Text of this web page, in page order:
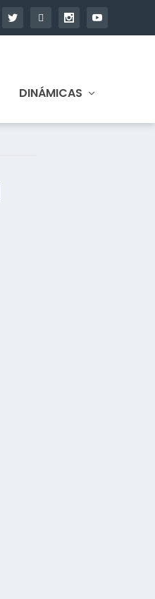
DINÁMICAS